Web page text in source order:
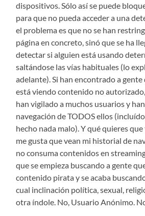
dispositivos. Sólo así se puede
para que no pueda acceder a una
el problema es que no se han
página en concreto, sinó que se ha
detectar si alguien está usando
saltándose las vías habituales (lo
adelante). Si han encontrado a
está viendo contenido no
han vigilado a muchos usuarios y
navegación de TODOS ellos
hecho nada malo). Y qué quieres
me gusta que vean mi historial de
no consuma contenidos en
que se empieza buscando a gente
contenido pirata y se acaba
cual inclinación política, sexual,
otra índole. No, Usuario Anónimo.